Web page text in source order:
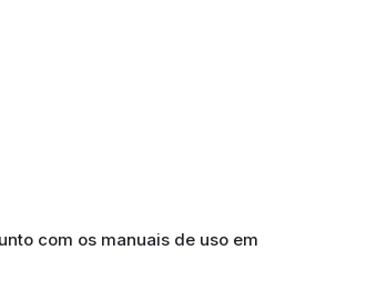
com os manuais de uso em